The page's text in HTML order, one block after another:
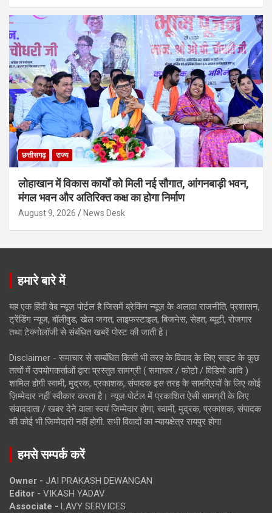
छत्तीसगढ़ राज्य
लोहाखान में विकास कार्यों को मिली नई सौगात, आंगनबाड़ी भवन,
मंगल भवन और अतिरिक्त कक्ष का होगा निर्माण
August 9, 2026 News Desk
हमारे बारे में
यह एक हिंदी वेब न्यूज़ पोर्टल है जिसमें ब्रेकिंग न्यूज़ के अलावा राजनीति, प्रशासन,
ट्रेंडिंग न्यूज, बॉलीवुड, खेल जगत, लाइफस्टाइल, बिजनेस, सेहत, ब्यूटी, रोजगार
तथा टेक्नोलॉजी से संबंधित खबरें पोस्ट की जाती है।
Disclaimer - समाचार से सम्बंधित किसी भी तरह के विवाद के लिए साइट के कुछ
तत्वों में उपयोगकर्ताओं द्वारा प्रस्तुत सामग्री ( समाचार / फोटो / विडियो आदि )
शामिल होगी स्वामी, मुद्रक, प्रकाशक, संपादक इस तरह के सामग्रियों के लिए कोई
ज़िम्मेदार नहीं स्वीकार करता है। न्यूज़ पोर्टल में प्रकाशित ऐसी सामग्री के लिए
संवाददाता / खबर देने वाला स्वयं जिम्मेदार होगा, स्वामी, मुद्रक, प्रकाशक, संपादक
की कोई भी जिम्मेदारी नहीं होगी. सभी विवादों का न्यायक्षेत्र रायपुर होगा
हमसे सम्पर्क करें
Owner - JAI PRAKASH DEWANGAN
Editor - VIKASH YADAV
Associate - LAVY SERVICES